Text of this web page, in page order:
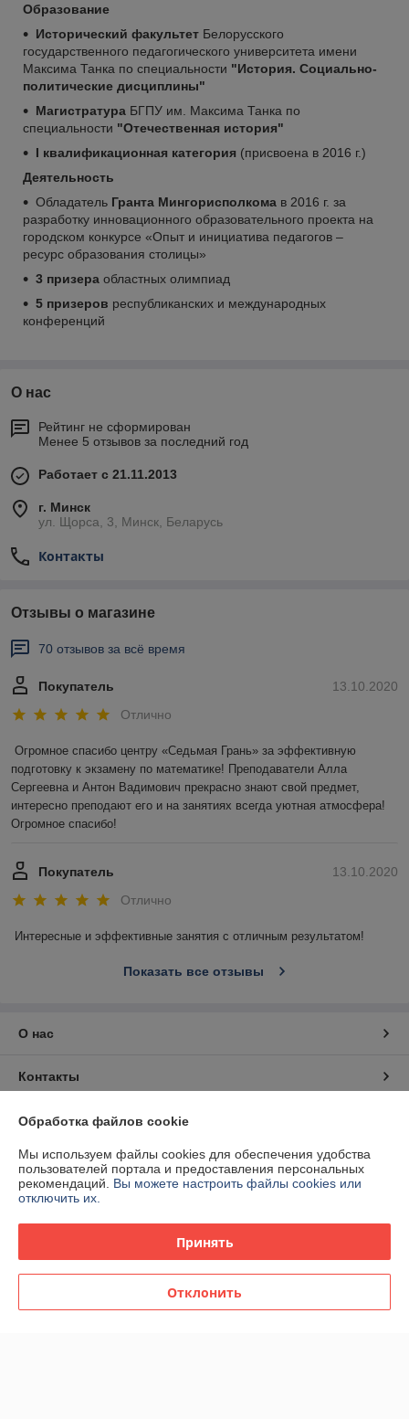
Образование
Исторический факультет Белорусского
государственного педагогического университета имени
Максима Танка по специальности "История. Социально-
политические дисциплины"
Магистратура БГПУ им. Максима Танка по
специальности "Отечественная история"
I квалификационная категория (присвоена в 2016 г.)
Деятельность
Обладатель Гранта Мингорисполкома в 2016 г. за
разработку инновационного образовательного проекта на
городском конкурсе «Опыт и инициатива педагогов –
ресурс образования столицы»
3 призера областных олимпиад
5 призеров республиканских и международных
конференций
О нас
Рейтинг не сформирован
Менее 5 отзывов за последний год
Работает с 21.11.2013
г. Минск
ул. Щорса, 3, Минск, Беларусь
Контакты
Отзывы о магазине
70 отзывов за всё время
13.10.2020
Покупатель
Отлично
Огромное спасибо центру «Седьмая Грань» за эффективную
подготовку к экзамену по математике! Преподаватели Алла
Сергеевна и Антон Вадимович прекрасно знают свой предмет,
интересно преподают его и на занятиях всегда уютная атмосфера!
Огромное спасибо!
13.10.2020
Покупатель
Отлично
Интересные и эффективные занятия с отличным результатом!
Показать все отзывы
О нас
Контакты
Доставка и оплата
Полная версия сайта
Сайт создан на платформе Deal.by
Обработка файлов cookie
Мы используем файлы cookies для обеспечения удобства
пользователей портала и предоставления персональных
рекомендаций. Вы можете настроить файлы cookies или
отключить их.
Принять
Отклонить